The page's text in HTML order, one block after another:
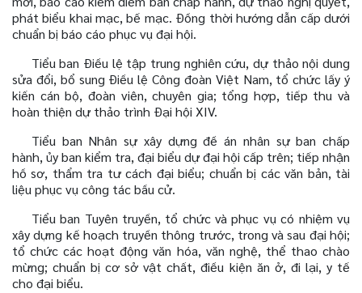
phát biểu khai mạc, bế mạc. Đồng thời hướng dẫn cấp dưới
chuẩn bị báo cáo phục vụ đại hội.
Tiểu ban Điều lệ tập trung nghiên cứu, dự thảo nội dung
sửa đổi, bổ sung Điều lệ Công đoàn Việt Nam, tổ chức lấy ý
kiến cán bộ, đoàn viên, chuyên gia; tổng hợp, tiếp thu và
hoàn thiện dự thảo trình Đại hội XIV.
Tiểu ban Nhân sự xây dựng đề án nhân sự ban chấp
hành, ủy ban kiểm tra, đại biểu dự đại hội cấp trên; tiếp nhận
hồ sơ, thẩm tra tư cách đại biểu; chuẩn bị các văn bản, tài
liệu phục vụ công tác bầu cử.
Tiểu ban Tuyên truyền, tổ chức và phục vụ có nhiệm vụ
xây dựng kế hoạch truyền thông trước, trong và sau đại hội;
tổ chức các hoạt động văn hóa, văn nghệ, thể thao chào
mừng; chuẩn bị cơ sở vật chất, điều kiện ăn ở, đi lại, y tế
cho đại biểu.